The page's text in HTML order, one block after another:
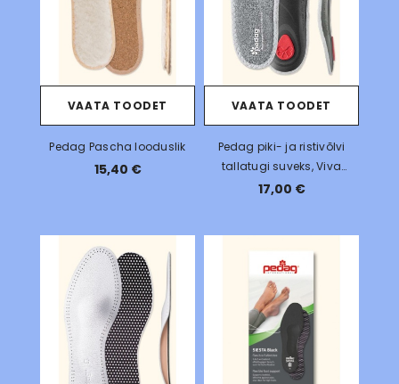
VAATA TOODET
Pedag Pascha looduslik
15,40 €
VAATA TOODET
Pedag piki- ja ristivõlvi
tallatugi suveks, Viva
Summer
17,00 €